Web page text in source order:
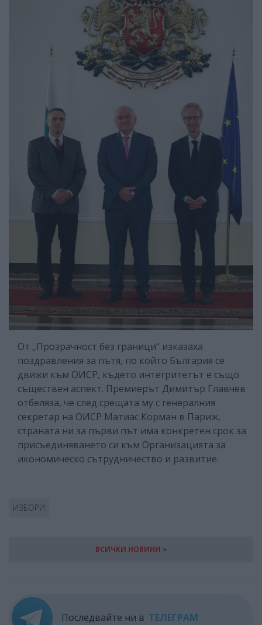
От „Прозрачност без граници“ изказаха
поздравления за пътя, по който България се
движи към ОИСР, където интегритетът е също
съществен аспект. Премиерът Димитър Главчев
отбеляза, че след срещата му с генералния
секретар на ОИСР Матиас Корман в Париж,
страната ни за първи път има конкретен срок за
присъединяването си към Организацията за
икономическо сътрудничество и развитие.
ИЗБОРИ
ВСИЧКИ НОВИНИ »
Последвайте ни в ТЕЛЕГРАМ